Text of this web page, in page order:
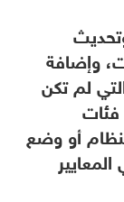
وإضافة
لم تكن
فئات
أو وضع